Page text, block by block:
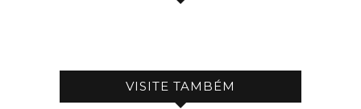
VISITE TAMBÉM